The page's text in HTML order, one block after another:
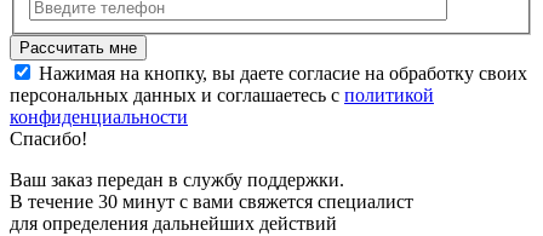
Нажимая на кнопку, вы даете согласие на обработку своих
персональных данных и соглашаетесь с политикой
конфиденциальности
Спасибо!
Ваш заказ передан в службу поддержки.
В течение 30 минут с вами свяжется специалист
для определения дальнейших действий